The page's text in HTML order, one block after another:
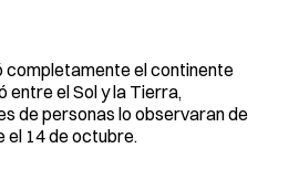
completamente el continente
entre el Sol y la Tierra,
de personas lo observaran de
el 14 de octubre.